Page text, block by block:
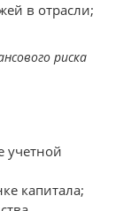
в отрасли;
риска
учетной
капитала;